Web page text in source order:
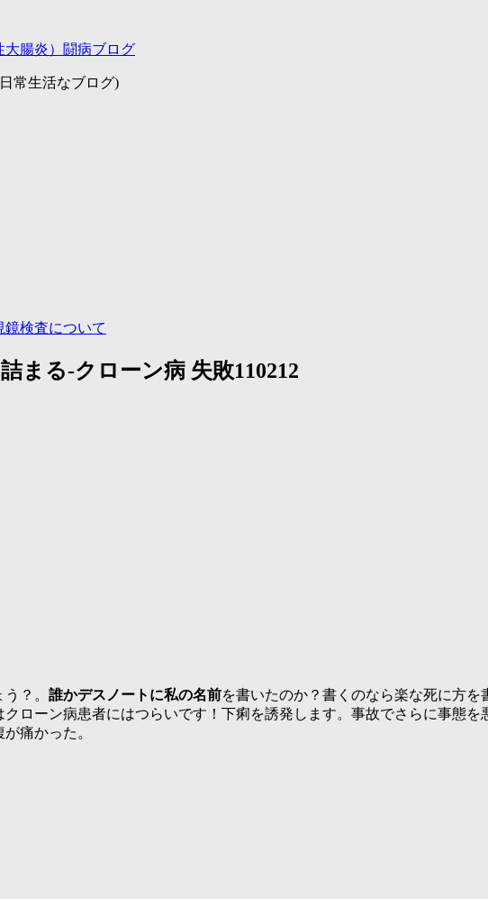
大腸炎）闘病ブログ
常生活なブログ)
検査について
まる-クローン病 失敗110212
？。 誰かデスノートに私の名前を書いたのか？書くのなら楽な死に方
ローン病患者にはつらいです！下痢を誘発します。事故でさらに事態
痛かった。